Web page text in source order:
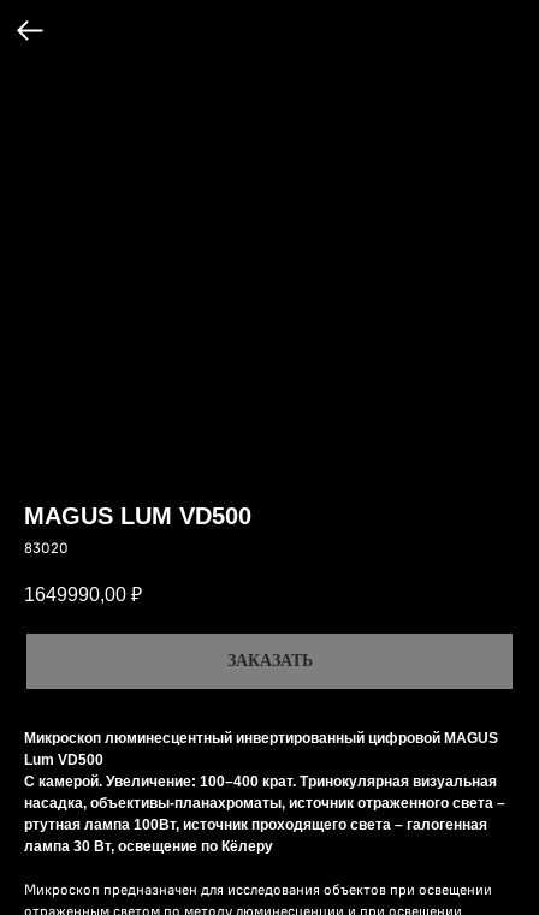
MAGUS LUM VD500
83020
1649990,00 ₽
ЗАКАЗАТЬ
Микроскоп люминесцентный инвертированный цифровой MAGUS
Lum VD500
С камерой. Увеличение: 100–400 крат. Тринокулярная визуальная
насадка, объективы-планахроматы, источник отраженного света –
ртутная лампа 100Вт, источник проходящего света – галогенная
лампа 30 Вт, освещение по Кёлеру
Микроскоп предназначен для исследования объектов при освещении
отраженным светом по методу люминесценции и при освещении